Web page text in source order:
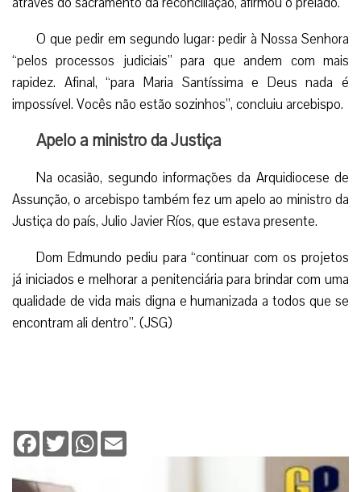
O que pedir em segundo lugar: pedir à Nossa Senhora
“pelos processos judiciais” para que andem com mais
rapidez. Afinal, “para Maria Santíssima e Deus nada é
impossível. Vocês não estão sozinhos”, concluiu arcebispo.
Apelo a ministro da Justiça
Na ocasião, segundo informações da Arquidiocese de
Assunção, o arcebispo também fez um apelo ao ministro da
Justiça do país, Julio Javier Ríos, que estava presente.
Dom Edmundo pediu para “continuar com os projetos
já iniciados e melhorar a penitenciária para brindar com uma
qualidade de vida mais digna e humanizada a todos que se
encontram ali dentro”. (JSG)
Facebook
TwitterWhatsApp